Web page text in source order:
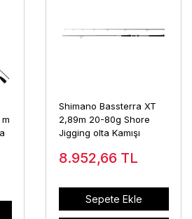
Shimano Bassterra XT
2,89m 20-80g Shore
Jigging olta Kamışı
8.952,66 TL
Sepete Ekle